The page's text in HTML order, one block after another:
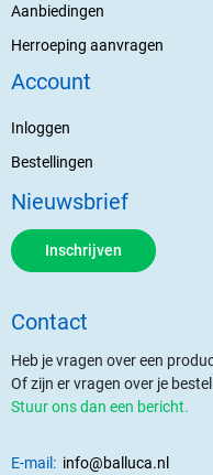
Aanbiedingen
Herroeping aanvragen
Account
Inloggen
Bestellingen
Nieuwsbrief
Inschrijven
Contact
Heb je vragen over een
Of zijn er vragen over je
Stuur ons dan een bericht.
E-mail: info@balluca.nl